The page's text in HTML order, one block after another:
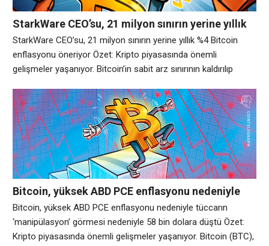
StarkWare CEO’su, 21 milyon sınırın yerine yıllık
%4 Bitcoin enflasyonu öneriyor
StarkWare CEO’su, 21 milyon sınırın yerine yıllık %4 Bitcoin
enflasyonu öneriyor Özet: Kripto piyasasında önemli
gelişmeler yaşanıyor. Bitcoin’in sabit arz sınırının kaldırılıp
Ben-Sasson’un Salı günü Bitcoin’in yıllık %4’lük bir ihraç
oranıyla değiştirilmesi gerektiğini önermesinin ardından
yeniden su yüzüne çıktı. Salı günü X’e yazdığı bir gönderide
Ben-Sasson, mevcut 21 milyon
Bitcoin, yüksek ABD PCE enflasyonu nedeniyle
tüccarın ‘manipülasyon’ görmesi nedeniyle 58 bin
dolara düştü
Bitcoin, yüksek ABD PCE enflasyonu nedeniyle tüccarın
‘manipülasyon’ görmesi nedeniyle 58 bin dolara düştü Özet:
Kripto piyasasında önemli gelişmeler yaşanıyor. Bitcoin (BTC),